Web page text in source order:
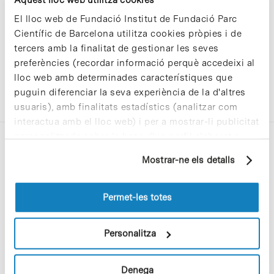
El lloc web de Fundació Institut de Fundació Parc
Científic de Barcelona utilitza cookies pròpies i de
tercers amb la finalitat de gestionar les seves
preferències (recordar informació perquè accedeixi al
lloc web amb determinades característiques que
puguin diferenciar la seva experiència de la d'altres
usuaris), amb finalitats estadístics (analitzar com
interactua amb el lloc web) i per a mostrar-li publicitat
personalitzada sobre la base d'un perfil elaborat a
pàgines visitades). Per a obtenir més informació sobre
les cookies pot consultar laPolítica de cookiesdel
Mostrar-ne els detalls
Permet-les totes
Personalitza
Denega
C/Baldiri Reixac, 4-12 i 15